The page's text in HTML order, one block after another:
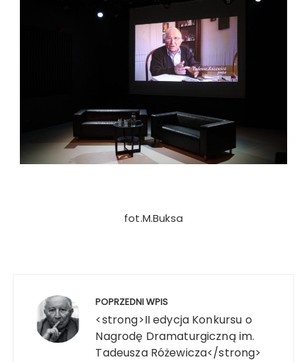
fot.M.Buksa
POPRZEDNI WPIS
<strong>II edycja Konkursu o
Nagrodę Dramaturgiczną im.
Tadeusza Różewicza</strong>